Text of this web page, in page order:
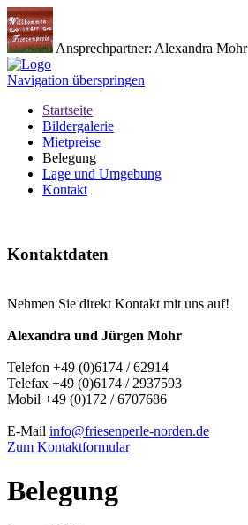
Ansprechpartner: Alexandra Mohr
Navigation überspringen
Startseite
Bildergalerie
Mietpreise
Belegung
Lage und Umgebung
Kontakt
Kontaktdaten
Nehmen Sie direkt Kontakt mit uns auf!
Alexandra und Jürgen Mohr
Telefon +49 (0)6174 / 62914
Telefax +49 (0)6174 / 2937593
Mobil +49 (0)172 / 6707686
E-Mail info@friesenperle-norden.de
Zum Kontaktformular
Belegung